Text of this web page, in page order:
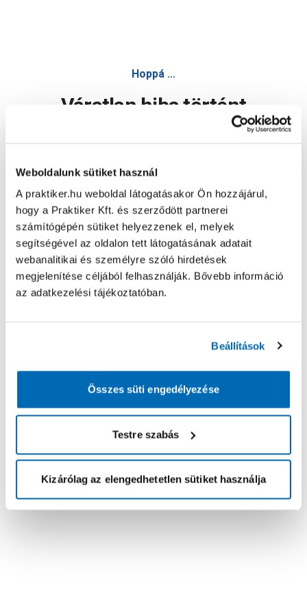
Weboldalunk sütiket használ
A praktiker.hu weboldal látogatásakor Ön hozzájárul,
hogy a Praktiker Kft. és szerződött partnerei
számítógépén sütiket helyezzenek el, melyek
segítségével az oldalon tett látogatásának adatait
webanalitikai és személyre szóló hirdetések
megjelenítése céljából felhasználják. Bővebb információ
az adatkezelési tájékoztatóban.
Beállítások
Összes süti engedélyezése
Testre szabás
Kizárólag az elengedhetetlen sütiket használja
Hoppá ...
Váratlan hiba történt
Oldal újratöltése